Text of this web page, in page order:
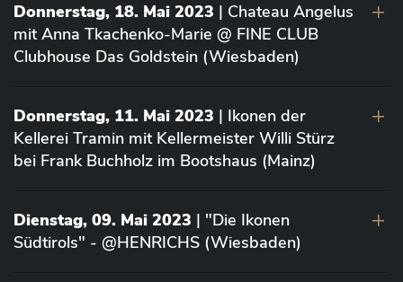
Donnerstag, 18. Mai 2023 | Chateau Angelus
mit Anna Tkachenko-Marie @ FINE CLUB
Clubhouse Das Goldstein (Wiesbaden)
Donnerstag, 11. Mai 2023 | Ikonen der
Kellerei Tramin mit Kellermeister Willi Stürz
bei Frank Buchholz im Bootshaus (Mainz)
Dienstag, 09. Mai 2023 | "Die Ikonen
Südtirols" - @HENRICHS (Wiesbaden)